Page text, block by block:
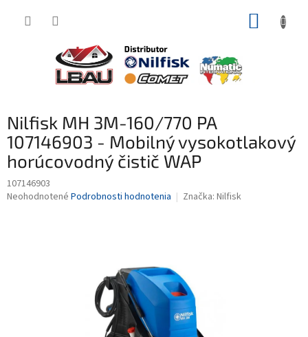
Nilfisk MH 3M-160/770 PA
107146903 - Mobilný vysokotlakový
horúcovodný čistič WAP
107146903
Priemerné
Neohodnotené Podrobnosti hodnotenia Značka: Nilfisk